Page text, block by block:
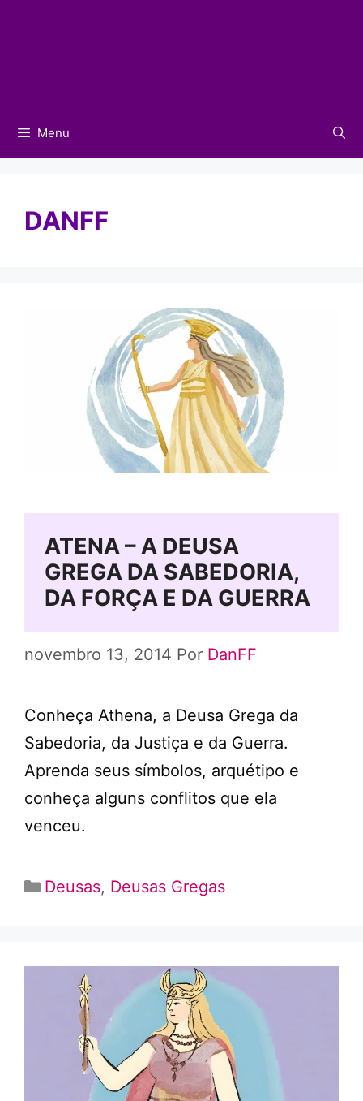
Menu
DANFF
ATENA – A DEUSA
GREGA DA SABEDORIA,
DA FORÇA E DA GUERRA
novembro 13, 2014 Por DanFF
Conheça Athena, a Deusa Grega da
Sabedoria, da Justiça e da Guerra.
Aprenda seus símbolos, arquétipo e
conheça alguns conflitos que ela
venceu.
Categorias
Deusas, Deusas Gregas